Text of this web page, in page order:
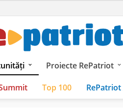
Proiecte RePatriot
Top 100